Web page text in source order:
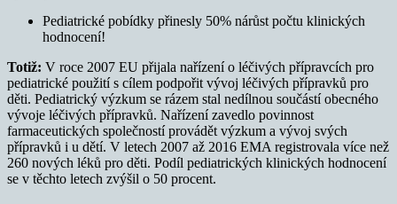
Pediatrické pobídky přinesly 50% nárůst počtu klinických
hodnocení!
Totiž: V roce 2007 EU přijala nařízení o léčivých přípravcích pro
pediatrické použití s cílem podpořit vývoj léčivých přípravků pro
děti. Pediatrický výzkum se rázem stal nedílnou součástí obecného
vývoje léčivých přípravků. Nařízení zavedlo povinnost
farmaceutických společností provádět výzkum a vývoj svých
přípravků i u dětí. V letech 2007 až 2016 EMA registrovala více než
260 nových léků pro děti. Podíl pediatrických klinických hodnocení
se v těchto letech zvýšil o 50 procent.